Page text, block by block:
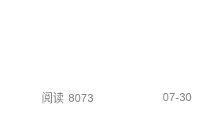
阅读 8073 07-30